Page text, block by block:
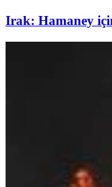
Irak: Hamaney